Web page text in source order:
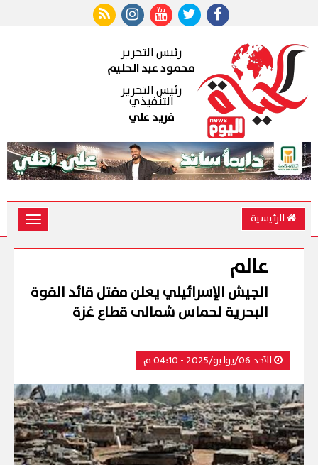
رئيس التحرير
محمود عبد الحليم
رئيس التحرير
التنفيذي
فريد علي
الرئيسية
Toggle
عالم
الجيش الإسرائيلي يعلن مقتل قائد القوة
البحرية لحماس شمالى قطاع غزة
الأحد 06/يوليو/2025 - 04:10 م